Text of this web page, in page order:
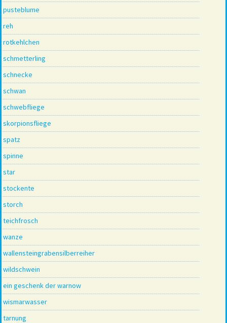
pusteblume
reh
rotkehlchen
schmetterling
schnecke
schwan
schwebfliege
skorpionsfliege
spatz
spinne
star
stockente
storch
teichfrosch
wanze
wallensteingrabensilberreiher
wildschwein
ein geschenk der warnow
wismarwasser
tarnung